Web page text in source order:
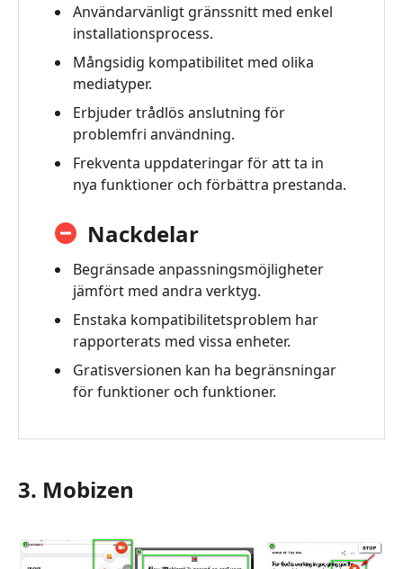
Användarvänligt gränssnitt med enkel
installationsprocess.
Mångsidig kompatibilitet med olika
mediatyper.
Erbjuder trådlös anslutning för
problemfri användning.
Frekventa uppdateringar för att ta in
nya funktioner och förbättra prestanda.
Nackdelar
Begränsade anpassningsmöjligheter
jämfört med andra verktyg.
Enstaka kompatibilitetsproblem har
rapporterats med vissa enheter.
Gratisversionen kan ha begränsningar
för funktioner och funktioner.
3. Mobizen